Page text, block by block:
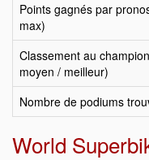
Points gagnés par
max)
Classement au
moyen / meilleur)
Nombre de podiums
World